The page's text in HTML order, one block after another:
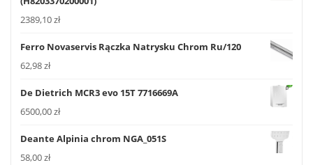
2389,10zł
Ferro Novaservis Rączka Natrysku Chrom Ru/120
62,98zł
De Dietrich MCR3 evo 15T 7716669A
6500,00zł
Deante Alpinia chrom NGA_051S
58,00zł